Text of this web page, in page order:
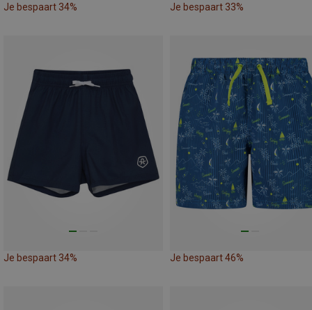
Je bespaart 34% Je bespaart 33%
Je bespaart 34% Je bespaart 46%